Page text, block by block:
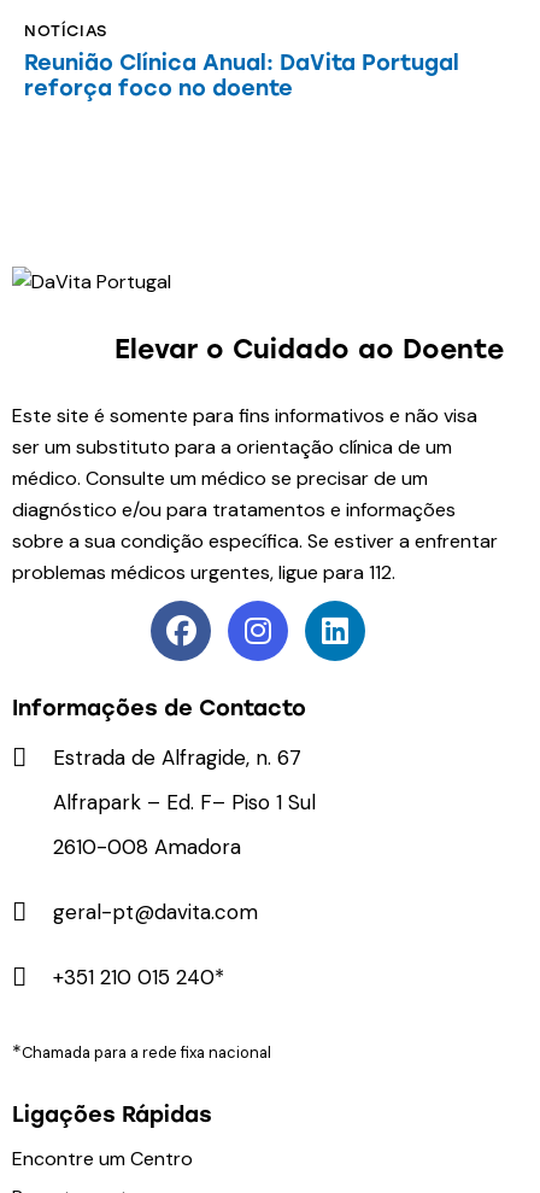
NOTÍCIAS
Reunião Clínica Anual: DaVita Portugal
reforça foco no doente
Elevar o Cuidado ao Doente
Este site é somente para fins informativos e não visa
ser um substituto para a orientação clínica de um
médico. Consulte um médico se precisar de um
diagnóstico e/ou para tratamentos e informações
sobre a sua condição específica. Se estiver a enfrentar
problemas médicos urgentes, ligue para 112.
Informações de Contacto
Estrada de Alfragide, n. 67
Alfrapark – Ed. F– Piso 1 Sul
2610-008 Amadora
geral-pt@davita.com
+351 210 015 240*
*Chamada para a rede fixa nacional
Ligações Rápidas
Encontre um Centro